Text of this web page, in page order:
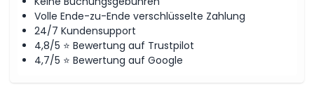
Volle Ende-zu-Ende verschlüsselte Zahlung
24/7 Kundensupport
4,8/5 ⭐ Bewertung auf Trustpilot
4,7/5 ⭐ Bewertung auf Google